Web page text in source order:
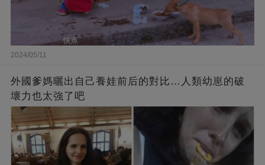
2024/05/11
外國爹媽曬出自己養娃前后的對比…人類幼崽的破
壞力也太強了吧